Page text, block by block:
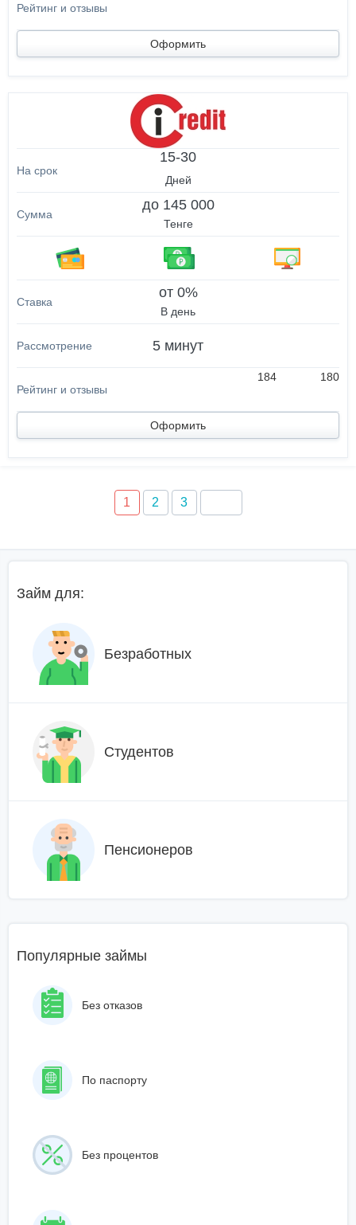
Оформить
15-30
Дней
до 145 000
Тенге
от 0%
В день
5 минут
184 180
Оформить
1 2 3
Займ для:
Безработных
Студентов
Пенсионеров
Популярные займы
Без отказов
По паспорту
Без процентов